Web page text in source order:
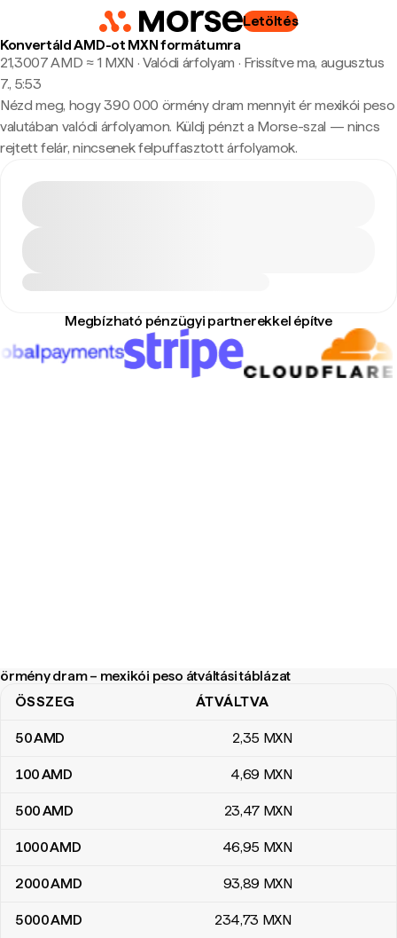
Letöltés
Konvertáld AMD-ot MXN formátumra
21,3007 AMD ≈ 1 MXN · Valódi árfolyam · Frissítve ma, augusztus
7., 5:53
Nézd meg, hogy 390 000 örmény dram mennyit ér mexikói peso
valutában valódi árfolyamon. Küldj pénzt a Morse-szal — nincs
rejtett felár, nincsenek felpuffasztott árfolyamok.
Megbízható pénzügyi partnerekkel építve
örmény dram – mexikói peso átváltási táblázat
örmény dram – mexikói peso átváltási táblázat
ÖSSZEG ÁTVÁLTVA
50AMD 2,35 MXN
100AMD 4,69 MXN
500AMD 23,47 MXN
1000AMD 46,95 MXN
2000AMD 93,89 MXN
5000AMD 234,73 MXN